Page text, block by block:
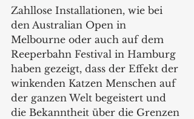
Zahllose Installationen, wie bei
den Australian Open in
Melbourne oder auch auf dem
Reeperbahn Festival in Hamburg
haben gezeigt, dass der Effekt der
winkenden Katzen Menschen auf
der ganzen Welt begeistert und
die Bekanntheit über die Grenzen